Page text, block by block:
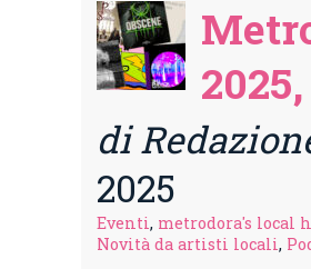
di
2025
Eventi, metrodora's local
Novità da artisti locali,